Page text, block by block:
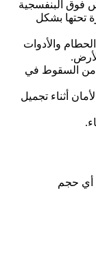
فوق البنفسجية
تحتها بشكل
والأدوات
من السقوط في
أثناء تجميل